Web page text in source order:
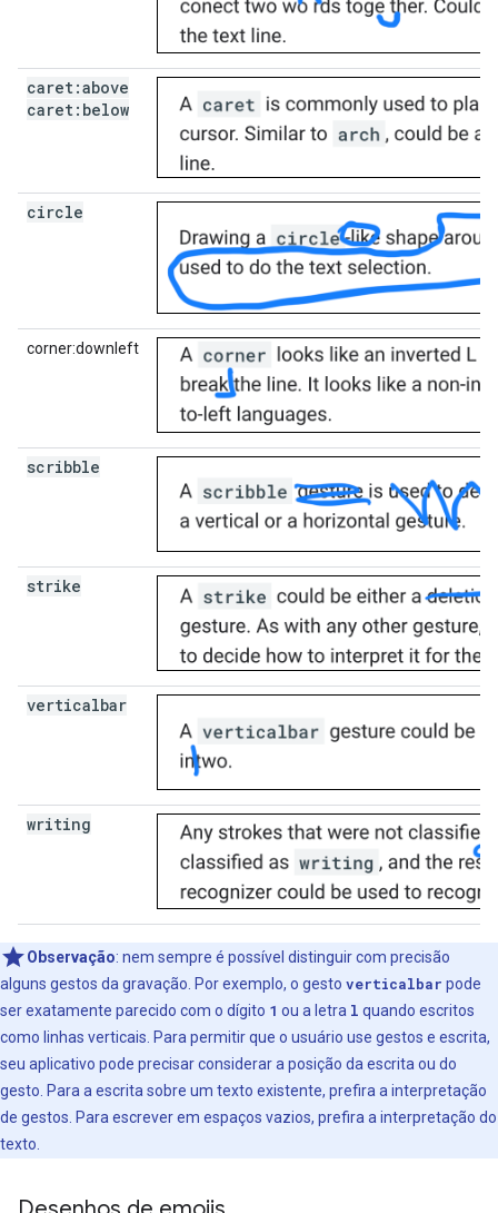
caret:above
caret:below
circle
corner:downleft
scribble
strike
verticalbar
writing
Observação: nem sempre é possível distinguir com precisão
alguns gestos da gravação. Por exemplo, o gesto verticalbar pode
ser exatamente parecido com o dígito 1 ou a letra l quando escritos
como linhas verticais. Para permitir que o usuário use gestos e escrita,
seu aplicativo pode precisar considerar a posição da escrita ou do
gesto. Para a escrita sobre um texto existente, prefira a interpretação
de gestos. Para escrever em espaços vazios, prefira a interpretação do
texto.